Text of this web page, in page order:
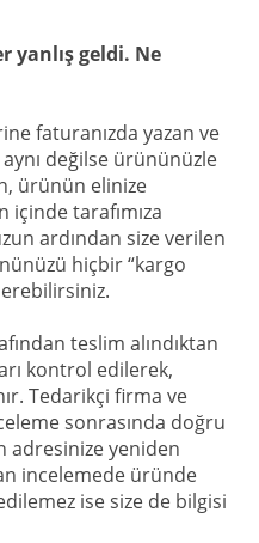
geldi. Ne
faturanızda yazan ve
değilse ürününüzle
ürünün elinize
tarafımıza
ardından size verilen
hiçbir “kargo
teslim alındıktan
kontrol edilerek,
Tedarikçi firma ve
sonrasında doğru
adresinize yeniden
incelemede üründe
ise size de bilgisi